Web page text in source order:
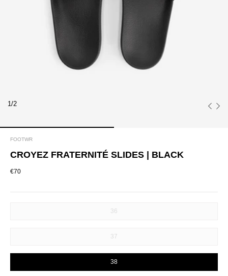
1/2
FOOTWR
CROYEZ FRATERNITÉ SLIDES | BLACK
€70
36
37
38